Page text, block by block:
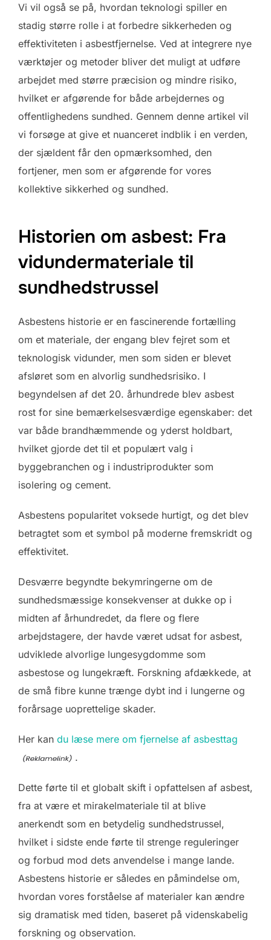
Vi vil også se på, hvordan teknologi spiller en
stadig større rolle i at forbedre sikkerheden og
effektiviteten i asbestfjernelse. Ved at integrere nye
værktøjer og metoder bliver det muligt at udføre
arbejdet med større præcision og mindre risiko,
hvilket er afgørende for både arbejdernes og
offentlighedens sundhed. Gennem denne artikel vil
vi forsøge at give et nuanceret indblik i en verden,
der sjældent får den opmærksomhed, den
fortjener, men som er afgørende for vores
kollektive sikkerhed og sundhed.
Historien om asbest: Fra
vidundermateriale til
sundhedstrussel
Asbestens historie er en fascinerende fortælling
om et materiale, der engang blev fejret som et
teknologisk vidunder, men som siden er blevet
afsløret som en alvorlig sundhedsrisiko. I
begyndelsen af det 20. århundrede blev asbest
rost for sine bemærkelsesværdige egenskaber: det
var både brandhæmmende og yderst holdbart,
hvilket gjorde det til et populært valg i
byggebranchen og i industriprodukter som
isolering og cement.
Asbestens popularitet voksede hurtigt, og det blev
betragtet som et symbol på moderne fremskridt og
effektivitet.
Desværre begyndte bekymringerne om de
sundhedsmæssige konsekvenser at dukke op i
midten af århundredet, da flere og flere
arbejdstagere, der havde været udsat for asbest,
udviklede alvorlige lungesygdomme som
asbestose og lungekræft. Forskning afdækkede, at
de små fibre kunne trænge dybt ind i lungerne og
forårsage uoprettelige skader.
Her kan du læse mere om fjernelse af asbesttag
.
Dette førte til et globalt skift i opfattelsen af asbest,
fra at være et mirakelmateriale til at blive
anerkendt som en betydelig sundhedstrussel,
hvilket i sidste ende førte til strenge reguleringer
og forbud mod dets anvendelse i mange lande.
Asbestens historie er således en påmindelse om,
hvordan vores forståelse af materialer kan ændre
sig dramatisk med tiden, baseret på videnskabelig
forskning og observation.